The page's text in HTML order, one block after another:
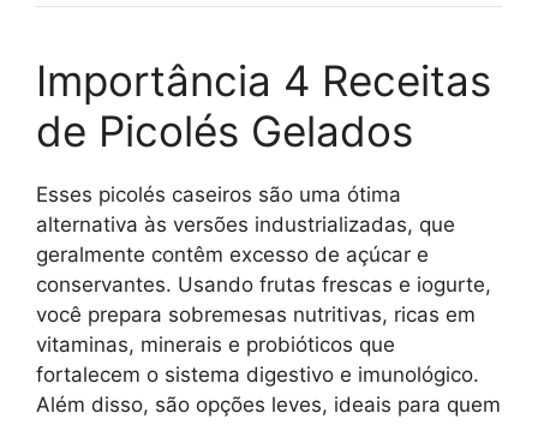
Importância 4 Receitas
de Picolés Gelados
Esses picolés caseiros são uma ótima
alternativa às versões industrializadas, que
geralmente contêm excesso de açúcar e
conservantes. Usando frutas frescas e iogurte,
você prepara sobremesas nutritivas, ricas em
vitaminas, minerais e probióticos que
fortalecem o sistema digestivo e imunológico.
Além disso, são opções leves, ideais para quem